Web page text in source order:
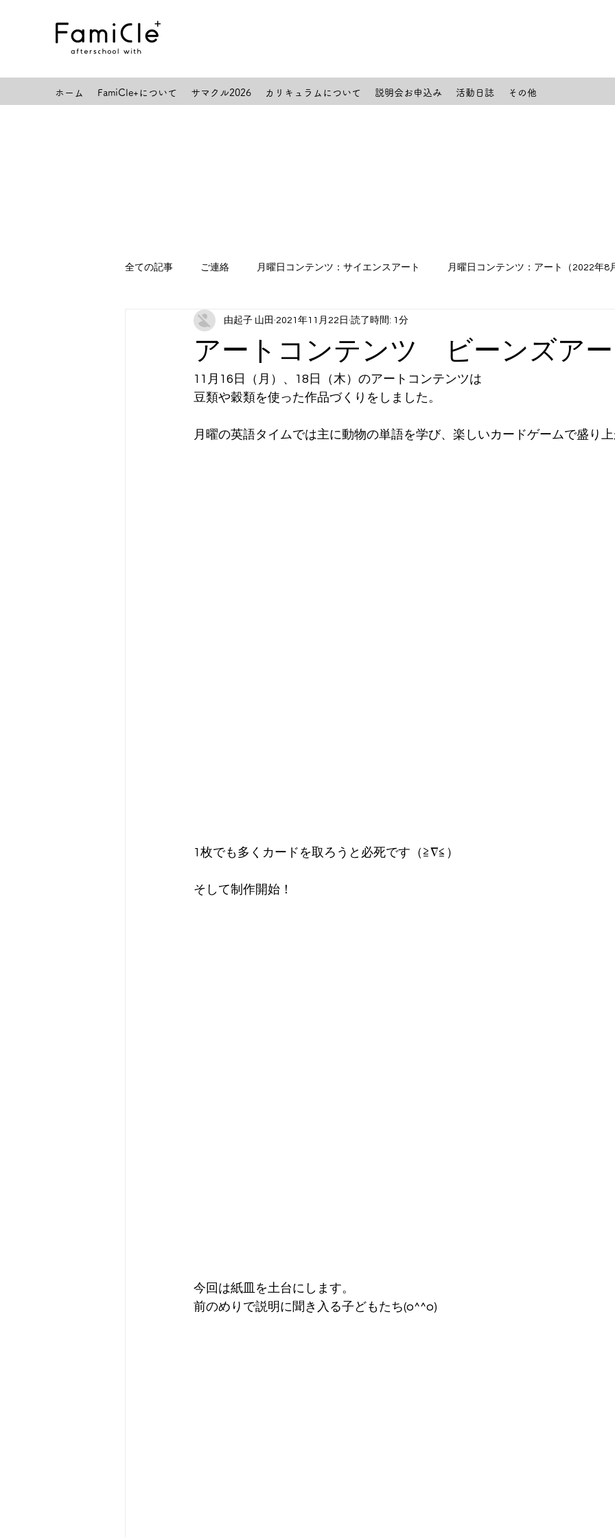
ホーム FamiCle+について サマクル2026 カリキュラムについて 説明会お申込み 活動日誌 その他
全ての記事 ご連絡 月曜日コンテンツ：サイエンスアート 月曜日コンテンツ：アート（2022年8
月曜日コンテンツ：スポーツ（2021月6月末まで） 火曜日コンテンツ：英語① 水曜日コンテン
木曜日コンテンツ：アート 金曜日コンテンツ：英語② 長期休み時スクール：サマクル etc
アートコンテンツ ビーンズアー
由起子 山田 2021年11月22日 読了時間: 1分
11月16日（月）、18日（木）のアートコンテンツは
豆類や穀類を使った作品づくりをしました。
月曜の英語タイムでは主に動物の単語を学び、楽しいカードゲームで盛り
1枚でも多くカードを取ろうと必死です（≧∇≦）
そして制作開始！
今回は紙皿を土台にします。
前のめりで説明に聞き入る子どもたち(o^^o)